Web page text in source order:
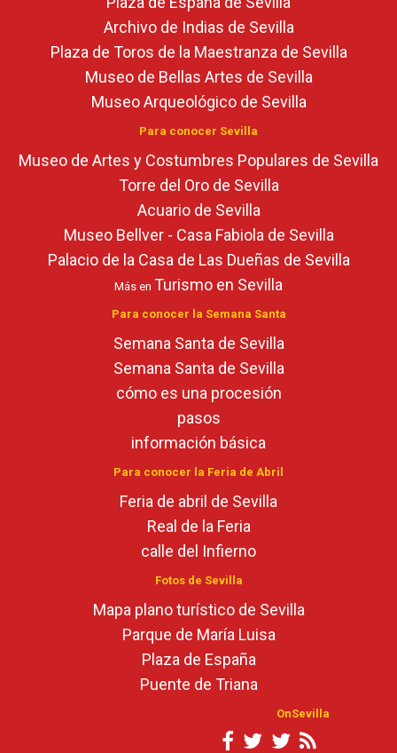
Archivo de Indias de Sevilla
Plaza de Toros de la Maestranza de Sevilla
Museo de Bellas Artes de Sevilla
Museo Arqueológico de Sevilla
Para conocer Sevilla
Museo de Artes y Costumbres Populares de Sevilla
Torre del Oro de Sevilla
Acuario de Sevilla
Museo Bellver - Casa Fabiola de Sevilla
Palacio de la Casa de Las Dueñas de Sevilla
Más en Turismo en Sevilla
Para conocer la Semana Santa
Semana Santa de Sevilla
Semana Santa de Sevilla
cómo es una procesión
pasos
información básica
Para conocer la Feria de Abril
Feria de abril de Sevilla
Real de la Feria
calle del Infierno
Fotos de Sevilla
Mapa plano turístico de Sevilla
Parque de María Luisa
Plaza de España
Puente de Triana
OnSevilla